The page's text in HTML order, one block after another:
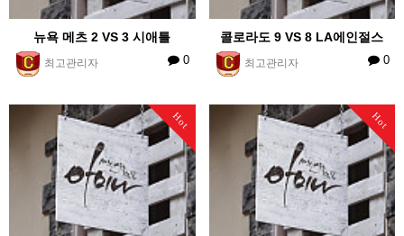
뉴욕 메츠 2 VS 3 시애틀
최고관리자 0
콜로라도 9 VS 8 LA에인절스
최고관리자 0
Hot Hot